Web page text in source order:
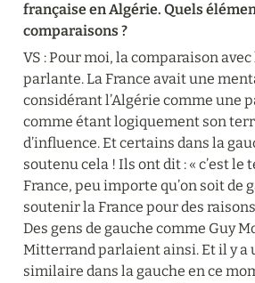
française en Algérie. Quels
comparaisons ?
VS : Pour moi, la comparaison
parlante. La France avait une
considérant l’Algérie comme une
comme étant logiquement son
d’influence. Et certains dans la
soutenu cela ! Ils ont dit : « c’est
France, peu importe qu’on soit de
soutenir la France pour des
Des gens de gauche comme Guy
Mitterrand parlaient ainsi. Et il y a
similaire dans la gauche en ce